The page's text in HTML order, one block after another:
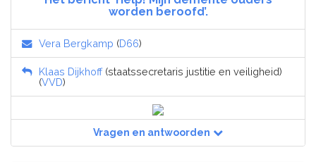
worden beroofd’.
Vera Bergkamp (D66)
Klaas Dijkhoff(staatssecretaris justitie en veiligheid)
(VVD)
Vragen en antwoorden